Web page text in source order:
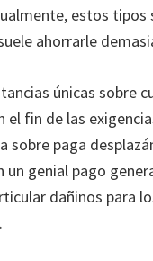
estos
ahorrarle
únicas sobre
el fin de las
sobre paga
un genial pago
dañinos para